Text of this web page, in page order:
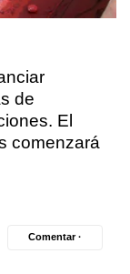
de
El
comenzará
Comentar ·